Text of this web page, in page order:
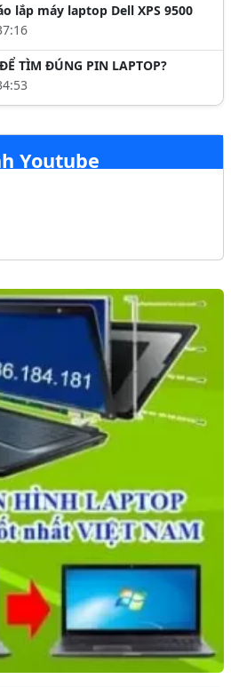
lắp máy laptop Dell XPS 9500
TÌM ĐÚNG PIN LAPTOP?
Youtube